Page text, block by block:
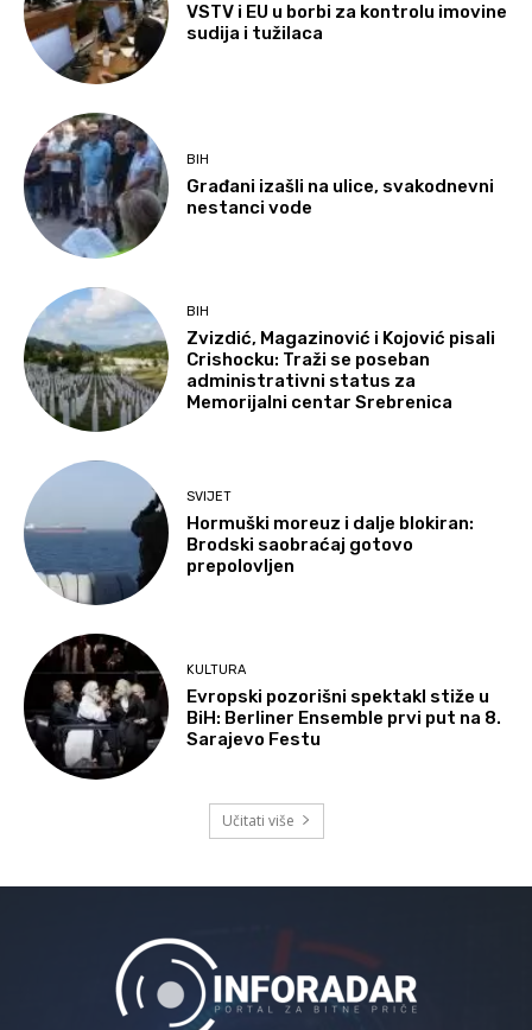
VSTV i EU u borbi za kontrolu imovine
sudija i tužilaca
BIH
Građani izašli na ulice, svakodnevni
nestanci vode
BIH
Zvizdić, Magazinović i Kojović pisali
Crishocku: Traži se poseban
administrativni status za
Memorijalni centar Srebrenica
SVIJET
Hormuški moreuz i dalje blokiran:
Brodski saobraćaj gotovo
prepolovljen
KULTURA
Evropski pozorišni spektakl stiže u
BiH: Berliner Ensemble prvi put na 8.
Sarajevo Festu
Učitati više